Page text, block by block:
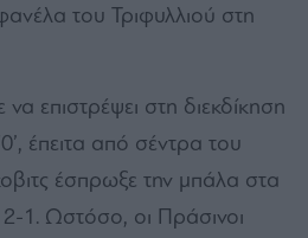
του Τριφυλλιού στη
επιστρέψει στη διεκδίκηση
έπειτα από σέντρα του
έσπρωξε την μπάλα στα
2-1. Ωστόσο, οι Πράσινοι